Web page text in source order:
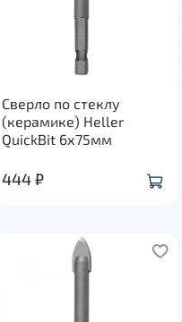
Сверло по стеклу
(керамике) Heller
QuickBit 6х75мм
444 ₽